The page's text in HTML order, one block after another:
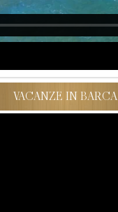
VACANZE IN BARCA